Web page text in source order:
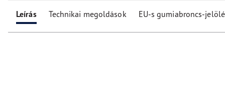
Leírás Technikai megoldások EU-s gumiabroncs-